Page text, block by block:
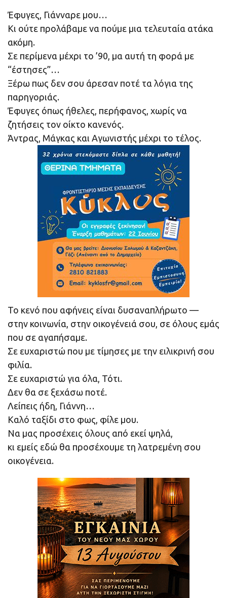
Έφυγες, Γιάνναρε μου…
Κι ούτε προλάβαμε να πούμε μια τελευταία ατάκα
ακόμη.
Σε περίμενα μέχρι το ’90, μα αυτή τη φορά με
“έστησες”…
Ξέρω πως δεν σου άρεσαν ποτέ τα λόγια της
παρηγοριάς.
Έφυγες όπως ήθελες, περήφανος, χωρίς να
ζητήσεις τον οίκτο κανενός.
Άντρας, Μάγκας και Αγωνιστής μέχρι το τέλος.
Το κενό που αφήνεις είναι δυσαναπλήρωτο —
στην κοινωνία, στην οικογένειά σου, σε όλους εμάς
που σε αγαπήσαμε.
Σε ευχαριστώ που με τίμησες με την ειλικρινή σου
φιλία.
Σε ευχαριστώ για όλα, Τότι.
Δεν θα σε ξεχάσω ποτέ.
Λείπεις ήδη, Γιάννη…
Καλό ταξίδι στο φως, φίλε μου.
Να μας προσέχεις όλους από εκεί ψηλά,
κι εμείς εδώ θα προσέχουμε τη λατρεμένη σου
οικογένεια.